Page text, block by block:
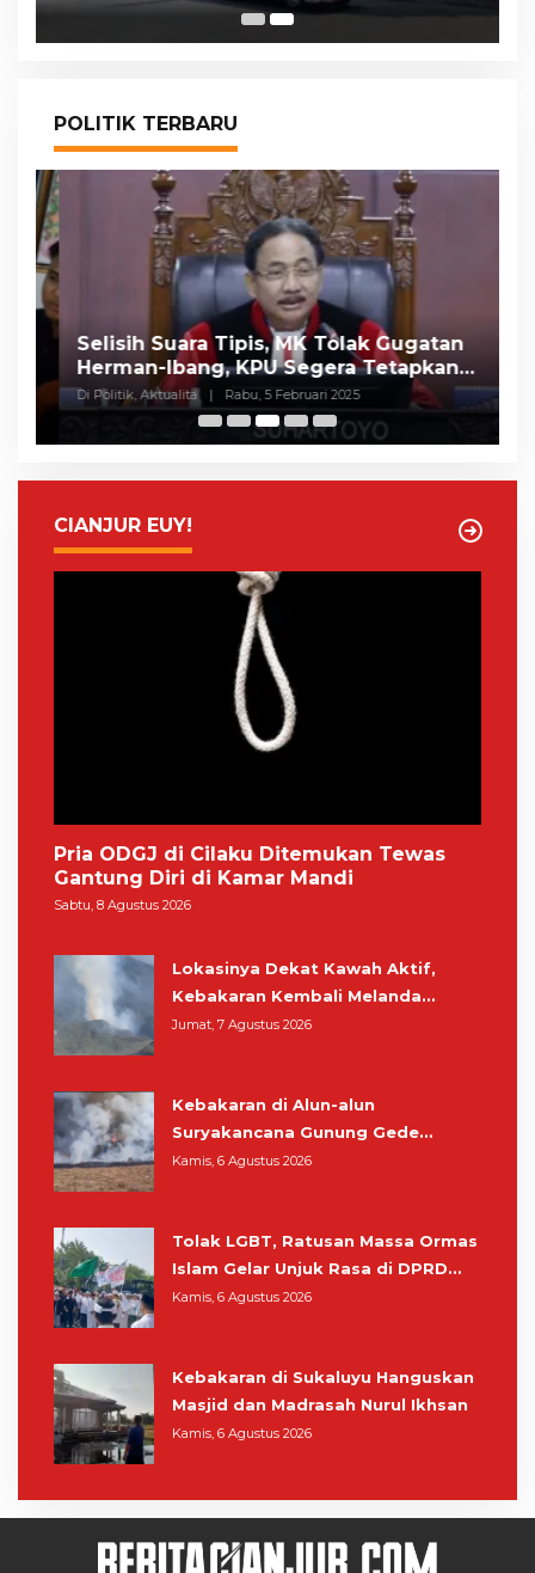
POLITIK TERBARU
Selisih Suara Tipis, MK Tolak Gugatan
Herman-Ibang, KPU Segera Tetapkan
Wahyu-Ramzi
Di Politik, Aktualita | Rabu, 5 Februari 2025
CIANJUR EUY!
Pria ODGJ di Cilaku Ditemukan Tewas
Gantung Diri di Kamar Mandi
Sabtu, 8 Agustus 2026
Lokasinya Dekat Kawah Aktif,
Kebakaran Kembali Melanda
Kawasan Gunung Gede Pangrango
Jumat, 7 Agustus 2026
Kebakaran di Alun-alun
Suryakancana Gunung Gede
Pangrango, Relawan dan Warga
Kamis, 6 Agustus 2026
Tolak LGBT, Ratusan Massa Ormas
Islam Gelar Unjuk Rasa di DPRD
Cianjur
Kamis, 6 Agustus 2026
Kebakaran di Sukaluyu Hanguskan
Masjid dan Madrasah Nurul Ikhsan
Kamis, 6 Agustus 2026